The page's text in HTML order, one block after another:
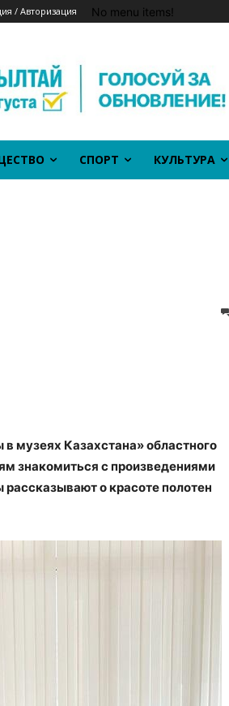
/ Авторизация No menu items!
СПОРТ КУЛЬТУРА
музеях Казахстана» областного
знакомиться с произведениями
о красоте полотен